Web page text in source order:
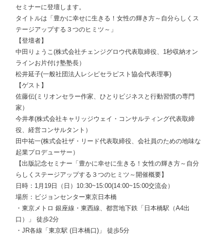
セミナーに登壇します。
タイトルは「豊かに幸せに生きる！女性の輝き方～自分らしくス
テージアップする３つのヒミツ～」
【登壇者】
中田りょうこ(株式会社チェンジグロウ代表取締役、1秒収納オン
ラインお片付け塾塾長）
松井延子(一般社団法人レシピセラピスト協会代表理事)
【ゲスト】
佐藤伝(ミリオンセラー作家、ひとりビジネスと行動習慣の専門
家）
今井孝(株式会社キャリッジウェイ・コンサルティング代表取締
役、経営コンサルタント）
田中祐一(株式会社ザ・リード代表取締役、会社員のための地味な
起業プロデューサー）
【出版記念セミナー「豊かに幸せに生きる！女性の輝き方～自分
らしくステージアップする３つのヒミツ～開催概要】
日時：1月19日（日）10:30~15:00(14:00~15:00交流会）
場所：ビジョンセンター東京日本橋
・東京メトロ 銀座線・東西線、都営地下鉄「日本橋駅（A4出
口）」 徒歩2分
・JR各線「東京駅 (日本橋口)」 徒歩5分